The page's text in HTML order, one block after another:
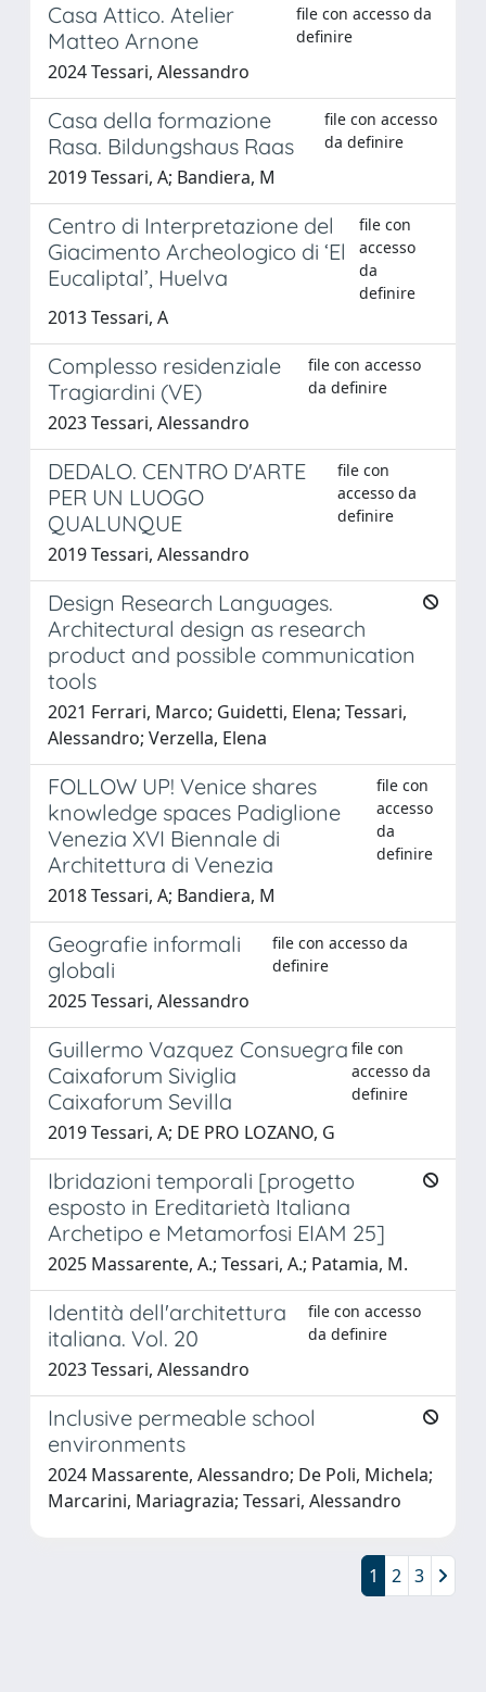
Casa Attico. Atelier
Matteo Arnone
file con accesso da
definire
2024 Tessari, Alessandro
Casa della formazione
Rasa. Bildungshaus Raas
file con accesso
da definire
2019 Tessari, A; Bandiera, M
Centro di Interpretazione del
Giacimento Archeologico di ‘El
Eucaliptal’, Huelva
file con
accesso
da
definire
2013 Tessari, A
Complesso residenziale
Tragiardini (VE)
file con accesso
da definire
2023 Tessari, Alessandro
DEDALO. CENTRO D'ARTE
PER UN LUOGO
QUALUNQUE
file con
accesso da
definire
2019 Tessari, Alessandro
Design Research Languages.
Architectural design as research
product and possible communication
tools
2021 Ferrari, Marco; Guidetti, Elena; Tessari,
Alessandro; Verzella, Elena
FOLLOW UP! Venice shares
knowledge spaces Padiglione
Venezia XVI Biennale di
Architettura di Venezia
file con
accesso
da
definire
2018 Tessari, A; Bandiera, M
Geografie informali
globali
file con accesso da
definire
2025 Tessari, Alessandro
Guillermo Vazquez Consuegra
Caixaforum Siviglia
Caixaforum Sevilla
file con
accesso da
definire
2019 Tessari, A; DE PRO LOZANO, G
Ibridazioni temporali [progetto
esposto in Ereditarietà Italiana
Archetipo e Metamorfosi EIAM 25]
2025 Massarente, A.; Tessari, A.; Patamia, M.
Identità dell'architettura
italiana. Vol. 20
file con accesso
da definire
2023 Tessari, Alessandro
Inclusive permeable school
environments
2024 Massarente, Alessandro; De Poli, Michela;
Marcarini, Mariagrazia; Tessari, Alessandro
1 2 3